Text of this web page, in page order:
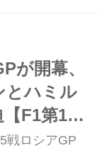
直前のコ
が開幕、
とハミル
【F1第15
戦ロシアGP